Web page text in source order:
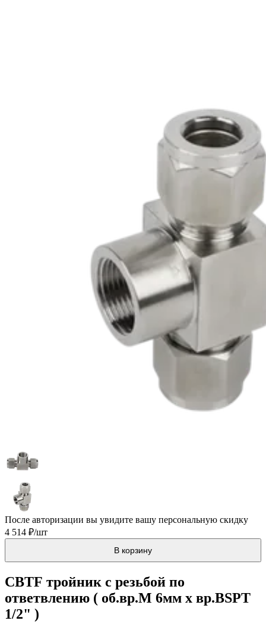
После авторизации вы увидите вашу персональную скидку
4 514 ₽/шт
В корзину
CBTF тройник с резьбой по
ответвлению ( об.вр.М 6мм x вр.BSPT
1/2" )